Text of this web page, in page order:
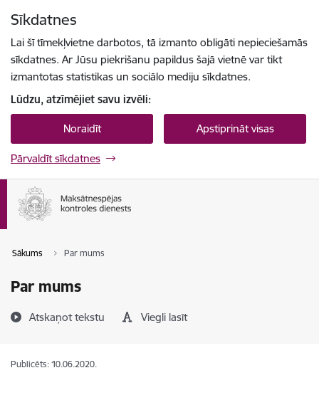
Sīkdatnes
Lai šī tīmekļvietne darbotos, tā izmanto obligāti nepieciešamās
sīkdatnes. Ar Jūsu piekrišanu papildus šajā vietnē var tikt
izmantotas statistikas un sociālo mediju sīkdatnes.
Lūdzu, atzīmējiet savu izvēli:
Noraidīt Apstiprināt visas
Pārvaldīt sīkdatnes
Sākums Par mums
Par mums
Atskaņot tekstu Viegli lasīt
Publicēts: 10.06.2020.